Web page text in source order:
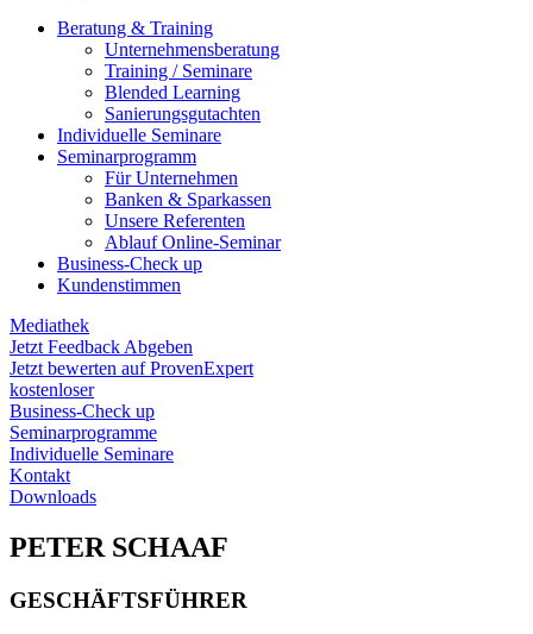
Beratung & Training
Unternehmens­beratung
Training / Seminare
Blended Learning
Sanierungs­gutachten
Individuelle Seminare
Seminarprogramm
Für Unternehmen
Banken & Sparkassen
Unsere Referenten
Ablauf Online-Seminar
Business-Check up
Kundenstimmen
Mediathek
Jetzt Feedback Abgeben
Jetzt bewerten auf ProvenExpert
kostenloser
Business-Check up
Seminarprogramme
Individuelle Seminare
Kontakt
Downloads
PETER SCHAAF
GESCHÄFTSFÜHRER